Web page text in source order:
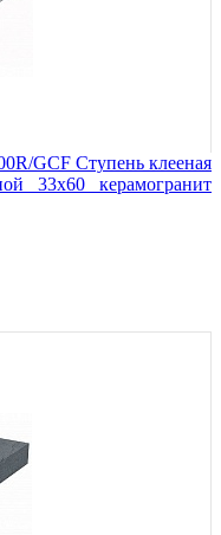
GCF Ступень клееная
33x60 керамогранит